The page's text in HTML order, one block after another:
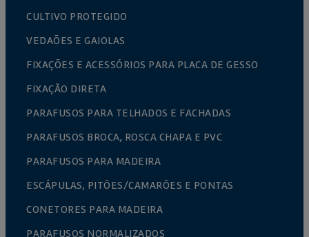
CULTIVO PROTEGIDO
VEDAÕES E GAIOLAS
FIXAÇÕES E ACESSÓRIOS PARA PLACA DE GESSO
FIXAÇÃO DIRETA
PARAFUSOS PARA TELHADOS E FACHADAS
PARAFUSOS BROCA, ROSCA CHAPA E PVC
PARAFUSOS PARA MADEIRA
ESCÁPULAS, PITÕES/CAMARÕES E PONTAS
CONETORES PARA MADEIRA
PARAFUSOS NORMALIZADOS